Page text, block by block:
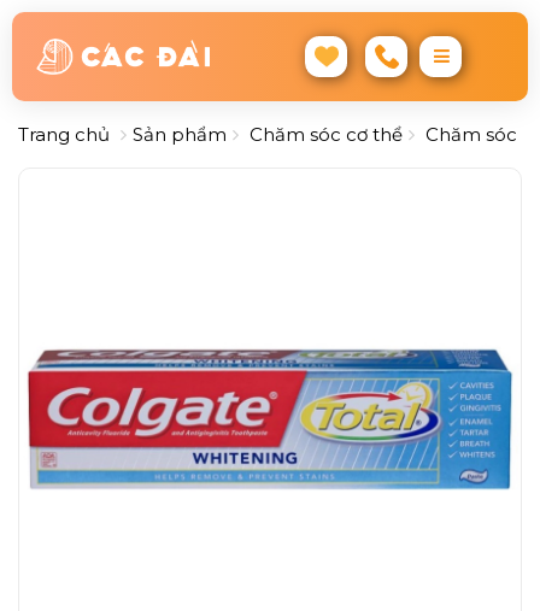
Trang chủ Sản phẩm Chăm sóc cơ thể Chăm sóc